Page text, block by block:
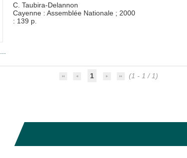
C. Taubira-Delannon
Cayenne : Assemblée Nationale ; 2000
: 139 p.
1 (1 - 1 / 1)